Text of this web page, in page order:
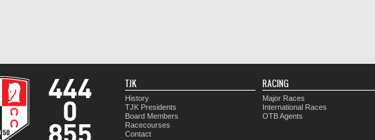
TJK
History
TJK Presidents
Board Members
Racecourses
Contact
RACING
Major Races
International Races
OTB Agents